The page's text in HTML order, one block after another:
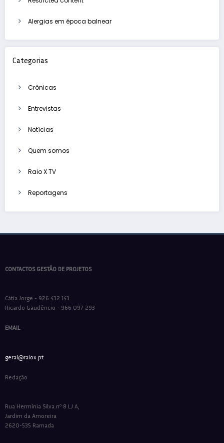
Alergias em época balnear
Categorias
Crónicas
Entrevistas
Notícias
Quem somos
Raio X TV
Reportagens
CONTACTOS GESTÃO DE PROJETOS
Cátia Jorge - 926 432 143
Ricardo Gaudêncio - 966 097 293
EMAIL
geral@raiox.pt
Redação
Rua Hermínia Silva nº 8 LJ A,
Jardim da Amoreira
2620-535 Ramada